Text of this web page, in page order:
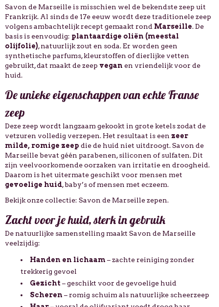
Savon de Marseille is misschien wel de bekendste zeep uit
Frankrijk. Al sinds de 17e eeuw wordt deze traditionele zeep
volgens ambachtelijk recept gemaakt rond Marseille . De
basis is eenvoudig: plantaardige oliën (meestal
olijfolie) , natuurlijk zout en soda. Er worden geen
synthetische parfums, kleurstoffen of dierlijke vetten
gebruikt, dat maakt de zeep vegan en vriendelijk voor de
huid.
De unieke eigenschappen van echte Franse
zeep
Deze zeep wordt langzaam gekookt in grote ketels zodat de
vetzuren volledig verzepen. Het resultaat is een zeer
milde, romige zeep die de huid niet uitdroogt. Savon de
Marseille bevat géén parabenen, siliconen of sulfaten. Dit
zijn veelvoorkomende oorzaken van irritatie en droogheid.
Daarom is het uitermate geschikt voor mensen met
gevoelige huid , baby’s of mensen met eczeem.
Bekijk onze collectie: Savon de Marseille zepen
Zacht voor je huid, sterk in gebruik
De natuurlijke samenstelling maakt Savon de Marseille
veelzijdig:
Handen en lichaam – zachte reiniging zonder
trekkerig gevoel
Gezicht – geschikt voor de gevoelige huid
Scheren – romig schuim als natuurlijke scheerzeep
Haar– vooral de olijfvariant voedt droog haar